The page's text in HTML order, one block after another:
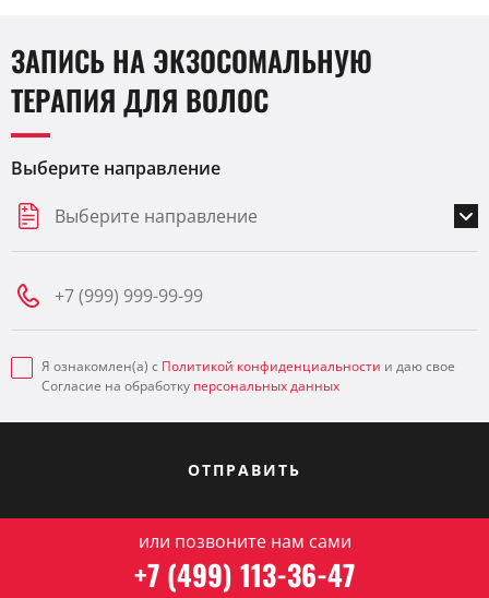
ЗАПИСЬ НА ЭКЗОСОМАЛЬНУЮ
ТЕРАПИЯ ДЛЯ ВОЛОС
Выберите направление
Выберите направление
Я ознакомлен(а) с Политикой конфиденциальности и даю свое
Согласие на обработку персональных данных
ОТПРАВИТЬ
или позвоните нам сами
+7 (499) 113-36-47